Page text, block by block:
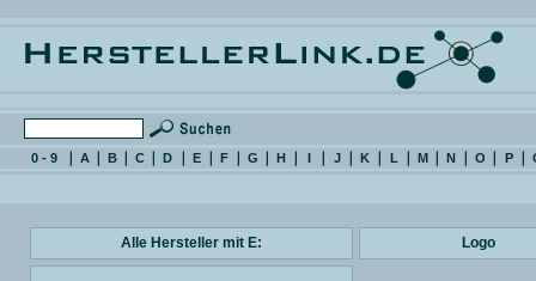
0 - 9 A B C D E F G H I J K L M N O P
Alle Hersteller mit E: Logo